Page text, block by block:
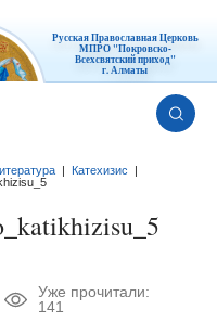
Русская Православная Церковь
МПРО "Покровско-
Всехсвятский приход"
г. Алматы
Катехизис
Уже прочитали:
141